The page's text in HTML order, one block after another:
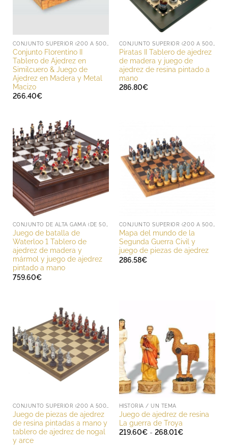
Conjunto Florentino II
Tablero de Ajedrez en
Similcuero & Juego de
Ajedrez en Madera y Metal
Macizo
266.40€
Piratas II Tablero de ajedrez
de madera y juego de
ajedrez de resina pintado a
mano
286.80€
CONJUNTO DE ALTA GAMA (DE 500 A 1000 EUROS)
Juego de batalla de
Waterloo 1 Tablero de
ajedrez de madera y
mármol y juego de ajedrez
pintado a mano
759.60€
CONJUNTO SUPERIOR (200 A 500 EUROS)
Mapa del mundo de la
Segunda Guerra Civil y
juego de piezas de ajedrez
286.58€
Juego de piezas de ajedrez
de resina pintadas a mano y
tablero de ajedrez de nogal
y arce
HISTORIA / UN TEMA
Juego de ajedrez de resina
La guerra de Troya
219.60€ - 268.01€Rango